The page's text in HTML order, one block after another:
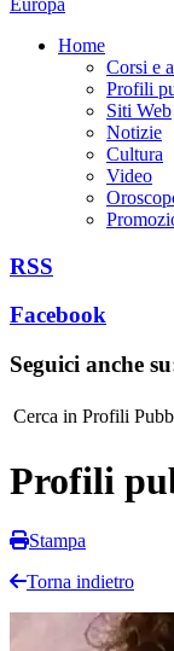
Home
Corsi e
Profili
Siti Web
Notizie
Cultura
Video
RSS
Facebook
Seguici anche
Cerca in Profili
Profili
Stampa
Torna indietro